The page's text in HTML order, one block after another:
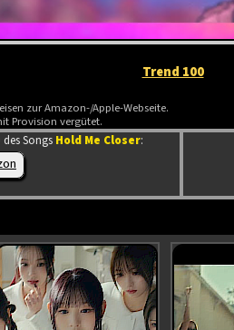
Trend 100
zur Amazon-/Apple-Webseite.
Provision vergütet.
des Songs Hold Me Closer: